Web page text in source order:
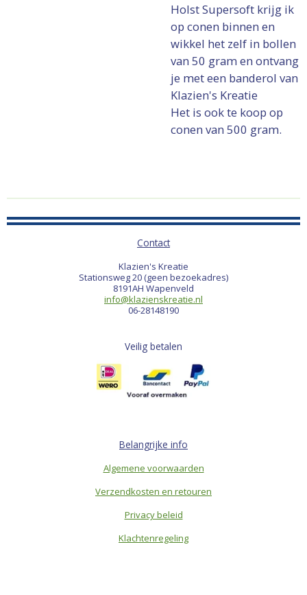
Holst Supersoft krijg ik
op conen binnen en
wikkel het zelf in bollen
van 50 gram en ontvang
je met een banderol van
Klazien's Kreatie
Het is ook te koop op
conen van 500 gram.
Contact
Klazien's Kreatie
Stationsweg 20 (geen bezoekadres)
8191AH Wapenveld
info@klazienskreatie.nl
06-28148190
Veilig betalen
Belangrijke info
Algemene voorwaarden
Verzendkosten en retouren
Privacy beleid
Klachtenregeling